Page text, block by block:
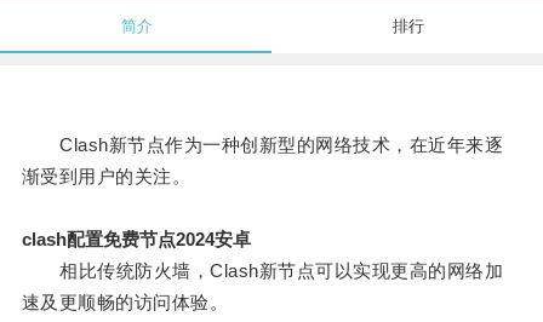
简介 排行
Clash新节点作为一种创新型的网络技术，在近年来逐
渐受到用户的关注。
clash配置免费节点2024安卓
相比传统防火墙，Clash新节点可以实现更高的网络加
速及更顺畅的访问体验。